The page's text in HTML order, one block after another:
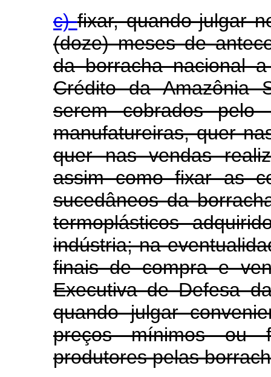
c)fixar, quando julgar
(doze) meses de
da borracha nacional
Crédito da Amazônia
serem cobrados pelo
manufatureiras, quer
quer nas vendas
assim como fixar as
sucedâneos da
termoplásticos
indústria; na
finais de compra e
Executiva de Defesa
quando julgar
preços mínimos ou
produtores pelas